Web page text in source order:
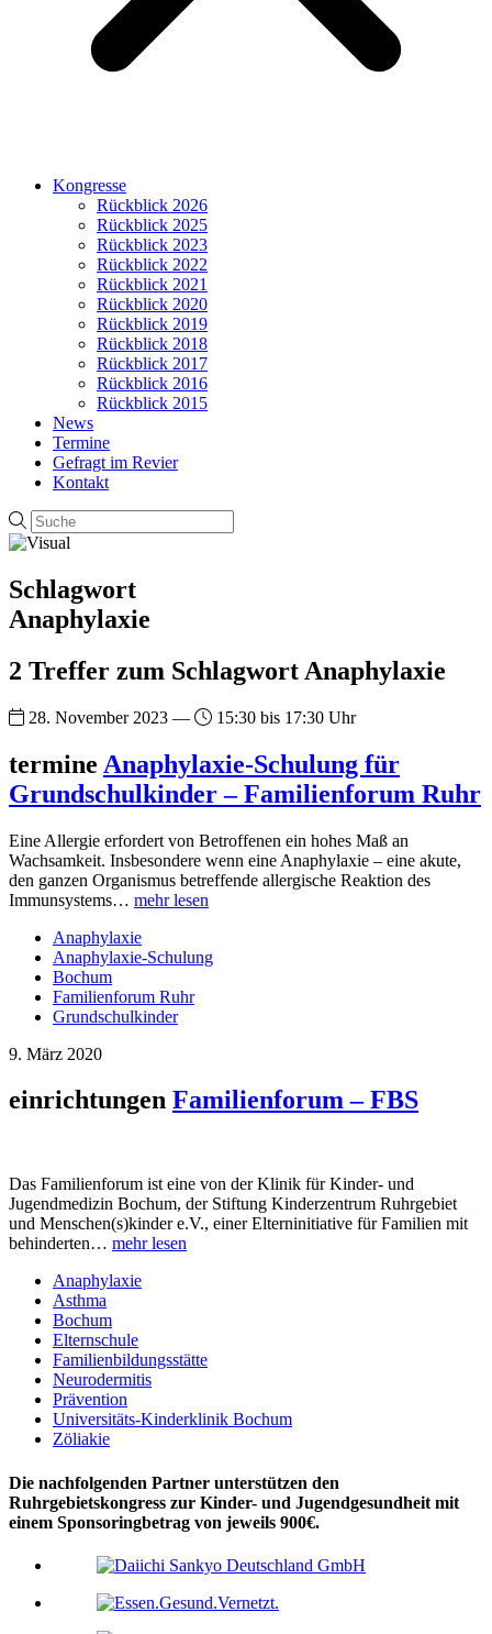
Kongresse
Rückblick 2026
Rückblick 2025
Rückblick 2023
Rückblick 2022
Rückblick 2021
Rückblick 2020
Rückblick 2019
Rückblick 2018
Rückblick 2017
Rückblick 2016
Rückblick 2015
News
Termine
Gefragt im Revier
Kontakt
Schlagwort
Anaphylaxie
2 Treffer zum Schlagwort Anaphylaxie
28. November 2023 — 15:30 bis 17:30 Uhr
termine Anaphylaxie-Schulung für
Grundschulkinder – Familienforum Ruhr
Eine Allergie erfordert von Betroffenen ein hohes Maß an
Wachsamkeit. Insbesondere wenn eine Anaphylaxie – eine akute,
den ganzen Organismus betreffende allergische Reaktion des
Immunsystems… mehr lesen
Anaphylaxie
Anaphylaxie-Schulung
Bochum
Familienforum Ruhr
Grundschulkinder
9. März 2020
einrichtungen Familienforum – FBS
Das Familienforum ist eine von der Klinik für Kinder- und
Jugendmedizin Bochum, der Stiftung Kinderzentrum Ruhrgebiet
und Menschen(s)kinder e.V., einer Elterninitiative für Familien mit
behinderten… mehr lesen
Anaphylaxie
Asthma
Bochum
Elternschule
Familienbildungsstätte
Neurodermitis
Prävention
Universitäts-Kinderklinik Bochum
Zöliakie
Die nachfolgenden Partner unterstützen den
Ruhrgebietskongress zur Kinder- und Jugendgesundheit mit
einem Sponsoringbetrag von jeweils 900€.